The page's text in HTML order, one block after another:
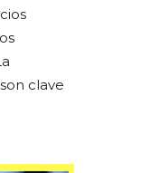
clave